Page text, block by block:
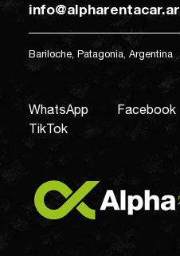
info@alpharentacar.ar
Bariloche, Patagonia, Argentina
WhatsApp Facebook
TikTok